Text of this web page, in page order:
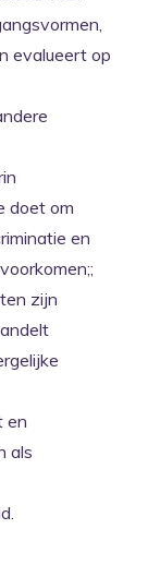
evalueert op
doet om
en
zijn
en
als